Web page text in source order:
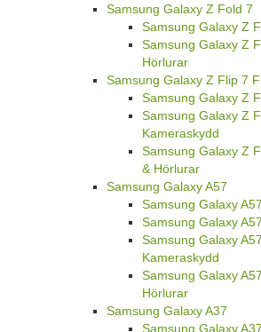
Samsung Galaxy Z Fold 7
Samsung Galaxy Z
Samsung Galaxy Z
Hörlurar
Samsung Galaxy Z Flip 7
Samsung Galaxy Z
Samsung Galaxy Z
Kameraskydd
Samsung Galaxy Z
& Hörlurar
Samsung Galaxy A57
Samsung Galaxy
Samsung Galaxy
Samsung Galaxy
Kameraskydd
Samsung Galaxy
Hörlurar
Samsung Galaxy A37
Samsung Galaxy